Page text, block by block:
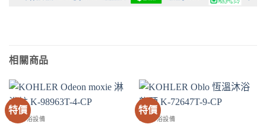
相關商品
特價
SPA淋浴設備
特價
SPA淋浴設備